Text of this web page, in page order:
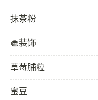
抹茶粉
🧁装饰
草莓脯粒
蜜豆